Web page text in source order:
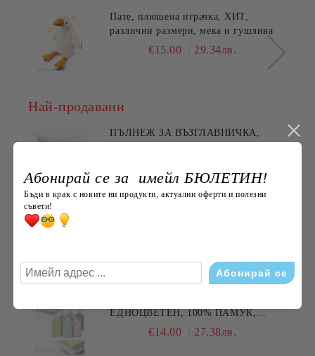
Пате, плюшена играчка, ХИТ,
различни размери, мека и гушлива
€15.00 29.34лв.
Най-продавани
ПЪЛНЕЖ ЗА ВЪЗГЛАВНИЧКА,
ЕДНОЦВЕТЕН, 100% ПАМУК,
РАЗЛИЧНИ РАЗМЕРИ
€14.00 27.38лв.
Абонирай се за имейл БЮЛЕТИН!
Бъди в крак с новите ни продукти, актуални оферти и полезни
съвети!